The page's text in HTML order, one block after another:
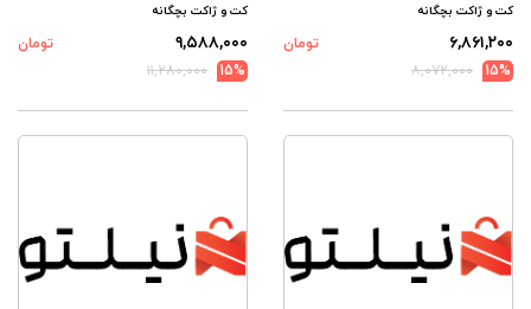
کت و ژاکت بچگانه
۶,۸۶۱,۲۰۰
تومان
15%
۸,۰۷۲,۰۰۰
کت و ژاکت بچگانه
۹,۵۸۸,۰۰۰
تومان
15%
۱۱,۲۸۰,۰۰۰